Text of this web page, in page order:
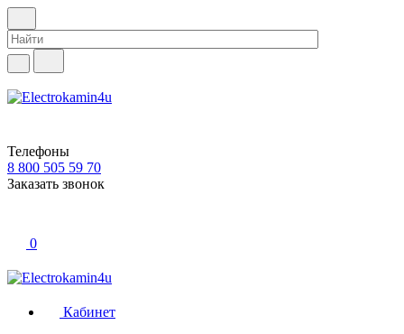
Телефоны
8 800 505 59 70
Заказать звонок
0
Кабинет